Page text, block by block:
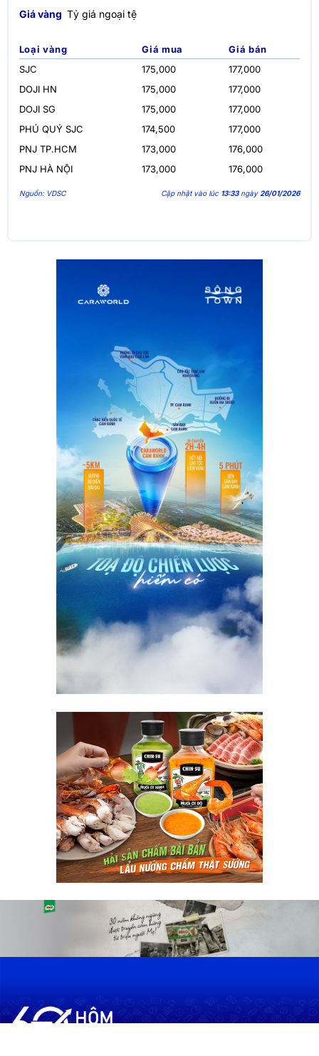
Giá vàng Tỷ giá ngoại tệ
Loại vàng Giá mua
Giá bán
SJC
175,000
177,000
DOJI HN
175,000
177,000
DOJI SG
175,000
177,000
PHÚ QUÝ SJC
174,500
177,000
PNJ TP.HCM
173,000
176,000
PNJ HÀ NỘI
173,000 176,000
Nguồn: VDSC Cập nhật vào lúc 13:33ngày 26/01/2026